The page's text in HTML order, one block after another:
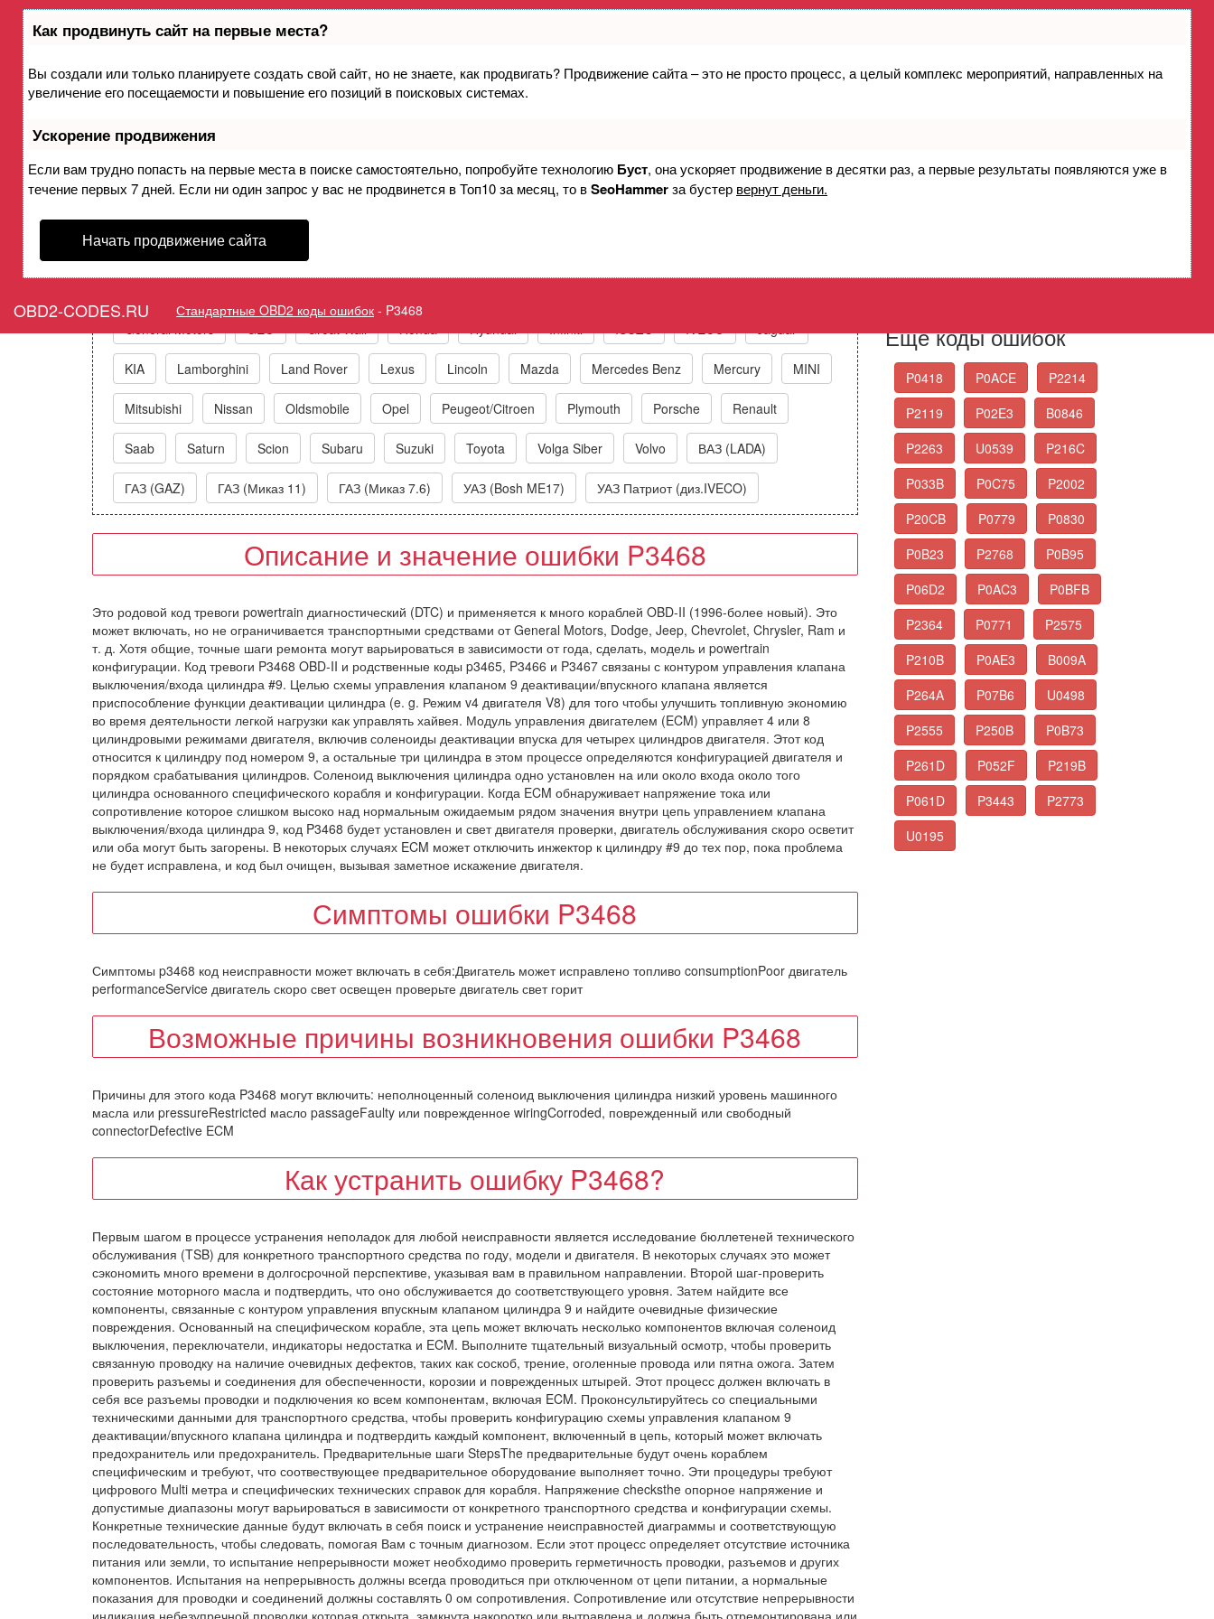
Как продвинуть сайт на первые места?
Вы создали или только планируете создать свой сайт, но не знаете, как продвигать? Продвижение сайта – это не просто процесс, а целый комплекс мероприятий, направленных на
увеличение его посещаемости и повышение его позиций в поисковых системах.
Ускорение продвижения
Если вам трудно попасть на первые места в поиске самостоятельно, попробуйте технологию Буст, она ускоряет продвижение в десятки раз, а первые результаты появляются уже в
течение первых 7 дней. Если ни один запрос у вас не продвинется в Топ10 за месяц, то вSeoHammerза бустер вернут деньги.
Начать продвижение сайта
OBD2-CODES.RU Стандартные OBD2 коды ошибок - P3468
Ошибка P3468 Деактивация/управление впускным клапаном, цилиндр 9 - высокий уровень
Горит ошибка Check Engine P3468 Cylinder 9 Deactivation/Intake Valve Control Circuit High
General Motors GEO Great Wall Honda Hyundai Infiniti ISUZU IVECO Jaguar
KIA Lamborghini Land Rover Lexus Lincoln Mazda Mercedes Benz Mercury MINI
Mitsubishi Nissan Oldsmobile Opel Peugeot/Citroen Plymouth Porsche Renault
Saab Saturn Scion Subaru Suzuki Toyota Volga Siber Volvo ВАЗ (LADA)
ГАЗ (GAZ) ГАЗ (Миказ 11) ГАЗ (Миказ 7.6) УАЗ (Bosh ME17) УАЗ Патриот (диз.IVECO)
Описание и значение ошибки P3468
Это родовой код тревоги powertrain диагностический (DTC) и применяется к много кораблей OBD-II (1996-более новый). Это
может включать, но не ограничивается транспортными средствами от General Motors, Dodge, Jeep, Chevrolet, Chrysler, Ram и
т. д. Хотя общие, точные шаги ремонта могут варьироваться в зависимости от года, сделать, модель и powertrain
конфигурации. Код тревоги P3468 OBD-II и родственные коды p3465, P3466 и P3467 связаны с контуром управления клапана
выключения/входа цилиндра #9. Целью схемы управления клапаном 9 деактивации/впускного клапана является
приспособление функции деактивации цилиндра (e. g. Режим v4 двигателя V8) для того чтобы улучшить топливную экономию
во время деятельности легкой нагрузки как управлять хайвея. Модуль управления двигателем (ECM) управляет 4 или 8
цилиндровыми режимами двигателя, включив соленоиды деактивации впуска для четырех цилиндров двигателя. Этот код
относится к цилиндру под номером 9, а остальные три цилиндра в этом процессе определяются конфигурацией двигателя и
порядком срабатывания цилиндров. Соленоид выключения цилиндра одно установлен на или около входа около того
цилиндра основанного специфического корабля и конфигурации. Когда ECM обнаруживает напряжение тока или
сопротивление которое слишком высоко над нормальным ожидаемым рядом значения внутри цепь управлением клапана
выключения/входа цилиндра 9, код P3468 будет установлен и свет двигателя проверки, двигатель обслуживания скоро осветит
или оба могут быть загорены. В некоторых случаях ECM может отключить инжектор к цилиндру #9 до тех пор, пока проблема
не будет исправлена, и код был очищен, вызывая заметное искажение двигателя.
Симптомы ошибки P3468
Симптомы p3468 код неисправности может включать в себя:Двигатель может исправлено топливо consumptionPoor двигатель
performanceService двигатель скоро свет освещен проверьте двигатель свет горит
Возможные причины возникновения ошибки P3468
Причины для этого кода P3468 могут включить: неполноценный соленоид выключения цилиндра низкий уровень машинного
масла или pressureRestricted масло passageFaulty или поврежденное wiringCorroded, поврежденный или свободный
connectorDefective ECM
Как устранить ошибку P3468?
Первым шагом в процессе устранения неполадок для любой неисправности является исследование бюллетеней технического
обслуживания (TSB) для конкретного транспортного средства по году, модели и двигателя. В некоторых случаях это может
сэкономить много времени в долгосрочной перспективе, указывая вам в правильном направлении. Второй шаг-проверить
состояние моторного масла и подтвердить, что оно обслуживается до соответствующего уровня. Затем найдите все
компоненты, связанные с контуром управления впускным клапаном цилиндра 9 и найдите очевидные физические
повреждения. Основанный на специфическом корабле, эта цепь может включать несколько компонентов включая соленоид
выключения, переключатели, индикаторы недостатка и ECM. Выполните тщательный визуальный осмотр, чтобы проверить
связанную проводку на наличие очевидных дефектов, таких как соскоб, трение, оголенные провода или пятна ожога. Затем
проверить разъемы и соединения для обеспеченности, корозии и поврежденных штырей. Этот процесс должен включать в
себя все разъемы проводки и подключения ко всем компонентам, включая ECM. Проконсультируйтесь со специальными
техническими данными для транспортного средства, чтобы проверить конфигурацию схемы управления клапаном 9
деактивации/впускного клапана цилиндра и подтвердить каждый компонент, включенный в цепь, который может включать
предохранитель или предохранитель. Предварительные шаги StepsThe предварительные будут очень кораблем
специфическим и требуют, что соотвествующее предварительное оборудование выполняет точно. Эти процедуры требуют
цифрового Multi метра и специфических технических справок для корабля. Напряжение checksthe опорное напряжение и
допустимые диапазоны могут варьироваться в зависимости от конкретного транспортного средства и конфигурации схемы.
Конкретные технические данные будут включать в себя поиск и устранение неисправностей диаграммы и соответствующую
последовательность, чтобы следовать, помогая Вам с точным диагнозом. Если этот процесс определяет отсутствие источника
питания или земли, то испытание непрерывности может необходимо проверить герметичность проводки, разъемов и других
компонентов. Испытания на непрерывность должны всегда проводиться при отключенном от цепи питании, а нормальные
показания для проводки и соединений должны составлять 0 ом сопротивления. Сопротивление или отсутствие непрерывности
индикация небезупречной проводки которая открыта, замкнута накоротко или вытравлена и должна быть отремонтирована или
Еще коды ошибок
P0418 P0ACE
P2214
P2119
P02E3
B0846
P2263
U0539
P216C
P033B
P0C75
P2002
P20CB
P0779
P0830
P0B23
P2768
P0B95
P06D2
P0AC3
P0BFB
P2364
P0771
P2575
P210B
P0AE3
B009A
P264A
P07B6
U0498
P2555
P250B
P0B73
P261D
P052F
P219B
P061D
P3443
P2773
U0195